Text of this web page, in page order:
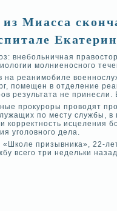
Миасса
внебольничная
молниеносного
на реанимоби­ле
помещен в отде­ление
результата не
прокуроры проводят
по месту службы, в
корректность исцеления
уголовного де­ла.
«Школе призывника», 22-
всего три неде­льки